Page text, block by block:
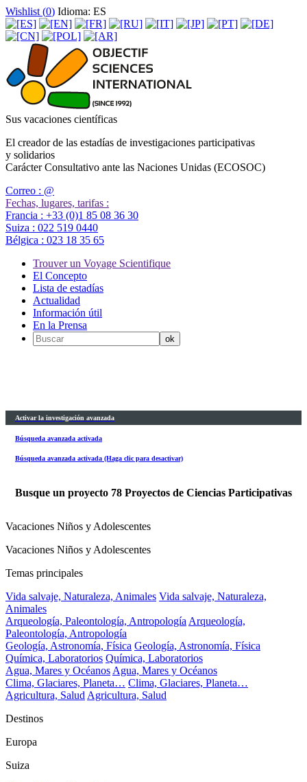
Wishlist (0) Idioma: ES
Sus vacaciones científicas
El creador de las estadías de investigaciones participativas
y solidarios
Carácter Consultativo ante las Naciones Unidas (ECOSOC)
Correo : @
Fechas, lugares, tarifas :
Francia : +33 (0)1 85 08 36 30
Suiza : 022 519 0440
Bélgica : 023 18 35 65
Trouver un Voyage Scientifique
El Concepto
Lista de estadías
Actualidad
Información útil
En la Prensa
Activar la investigación avanzada
Búsqueda avanzada activada
Búsqueda avanzada activada (Haga clic para desactivar)
Busque un proyecto 78 Proyectos de Ciencias Participativas
Vacaciones Niños y Adolescentes
Vacaciones Niños y Adolescentes
Temas principales
Vida salvaje, Naturaleza, Animales Vida salvaje, Naturaleza,
Animales
Arqueología, Paleontología, AntropologíaArqueología,
Paleontología, Antropología
Geología, Astronomía, Física Geología, Astronomía, Física
Química, Laboratorios Química, Laboratorios
Agua, Mares y OcéanosAgua, Mares y Océanos
Clima, Glaciares, Planeta… Clima, Glaciares, Planeta…
Agricultura, SaludAgricultura, Salud
Destinos
Europa
Suiza